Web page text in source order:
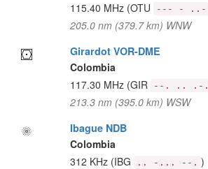
115.40 MHz (OTU --- - ..-
205.0 nm (379.7 km) WNW
Girardot VOR-DME
Colombia
117.30 MHz (GIR --. .. .-.
213.3 nm (395.0 km) WSW
Ibague NDB
Colombia
312 KHz (IBG .. -... --. )